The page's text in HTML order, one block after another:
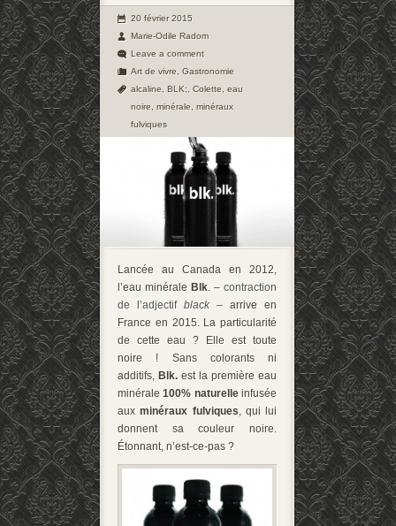
20 février 2015
Marie-Odile Radom
Leave a comment
Art de vivre
Gastronomie
alcaline
BLK; Colette
eau
noire
minérale
minéraux
fulviques
Lancée au Canada en 2012,
l’eau minérale Blk. – contraction
de l’adjectif black– arrive en
France en 2015. La particularité
de cette eau ? Elle est toute
noire ! Sans colorants ni
additifs, Blk. est la première eau
minérale100% naturelleinfusée
auxminéraux fulviques, qui lui
donnent sa couleur noire.
Étonnant, n’est-ce-pas ?